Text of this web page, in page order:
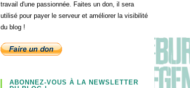
travail d'une passionnée. Faites un don, il sera
utilisé pour payer le serveur et améliorer la visibilité
du blog !
ABONNEZ-VOUS À LA NEWSLETTER